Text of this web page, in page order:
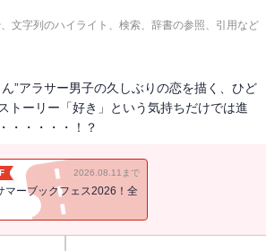
文字列のハイライト、検索、辞書の参照、引用など
”アラサー男子の久しぶりの恋を描く、ひど
トーリー「好き」という気持ちだけでは進
・・・・・！？
2026.08.11まで
マーブックフェス2026！全